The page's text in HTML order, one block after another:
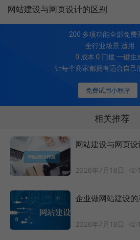
网站建设与网页设计的区别
免费试用小程序
200 多项功能全部免费
全行业场景 适用
0 成本 0 门槛 一键生
让每个商家都拥有适合自己
相关推荐
网站建设与网页
2026年7月18日
企业做网站建设的
2026年7月18日